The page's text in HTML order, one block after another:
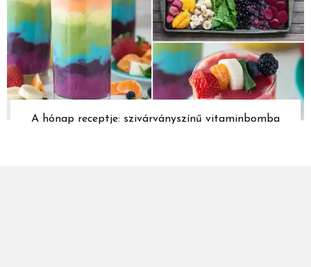
A hónap receptje: szivárványszínű vitaminbomba